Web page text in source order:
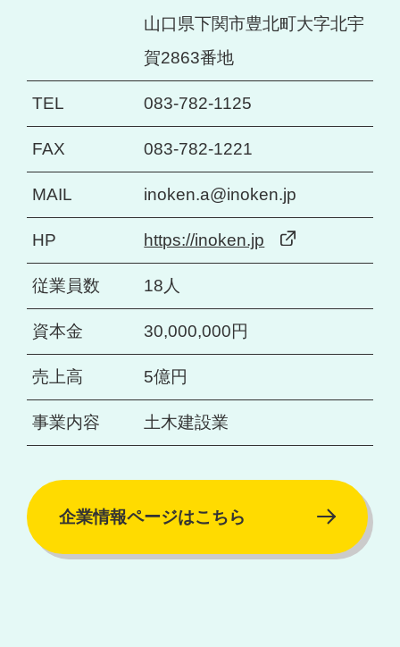
山口県下関市豊北町大字北宇
賀2863番地
TEL 083-782-1125
FAX 083-782-1221
MAIL inoken.a@inoken.jp
HP https://inoken.jp
従業員数 18人
資本金 30,000,000円
売上高 5億円
事業内容 土木建設業
企業情報ページはこちら